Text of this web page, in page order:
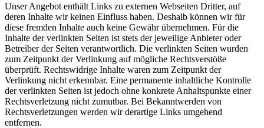
Unser Angebot enthält Links zu externen Webseiten Dritter, auf
deren Inhalte wir keinen Einfluss haben. Deshalb können wir für
diese fremden Inhalte auch keine Gewähr übernehmen. Für die
Inhalte der verlinkten Seiten ist stets der jeweilige Anbieter oder
Betreiber der Seiten verantwortlich. Die verlinkten Seiten wurden
zum Zeitpunkt der Verlinkung auf mögliche Rechtsverstöße
überprüft. Rechtswidrige Inhalte waren zum Zeitpunkt der
Verlinkung nicht erkennbar. Eine permanente inhaltliche Kontrolle
der verlinkten Seiten ist jedoch ohne konkrete Anhaltspunkte einer
Rechtsverletzung nicht zumutbar. Bei Bekanntwerden von
Rechtsverletzungen werden wir derartige Links umgehend
entfernen.